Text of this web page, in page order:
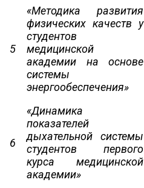
5
«Методика развития
физических качеств у
студентов
медицинской
академии на основе
системы
энергообеспечения»
6
«Динамика
показателей
дыхательной системы
студентов первого
курса медицинской
академии»